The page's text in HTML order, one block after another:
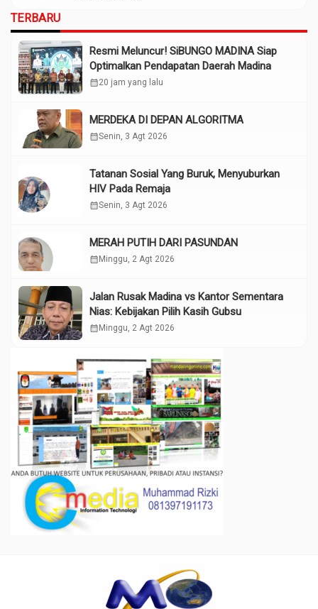
TERBARU
Resmi Meluncur! SiBUNGO MADINA Siap
Optimalkan Pendapatan Daerah Madina
calendar_month20 jam yang lalu
MERDEKA DI DEPAN ALGORITMA
calendar_monthSenin, 3 Agt 2026
Tatanan Sosial Yang Buruk, Menyuburkan
HIV Pada Remaja
calendar_monthSenin, 3 Agt 2026
MERAH PUTIH DARI PASUNDAN
calendar_month Minggu, 2 Agt 2026
Jalan Rusak Madina vs Kantor Sementara
Nias: Kebijakan Pilih Kasih Gubsu
calendar_month Minggu, 2 Agt 2026